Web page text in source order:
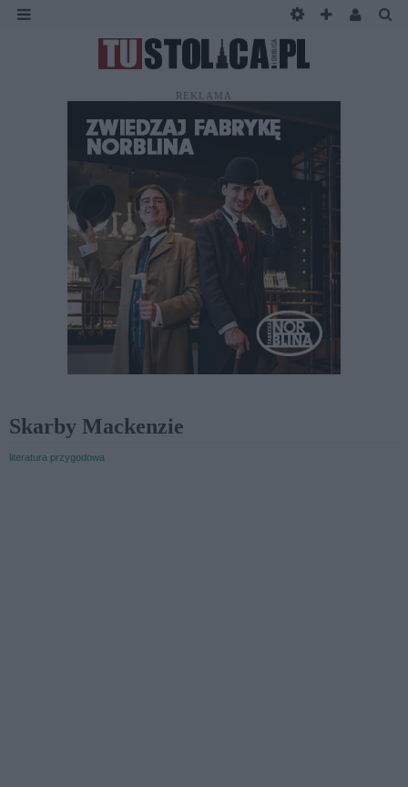
REKLAMA
Skarby Mackenzie
literatura przygodowa